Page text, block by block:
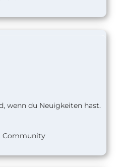
wenn du Neuigkeiten hast.
Community